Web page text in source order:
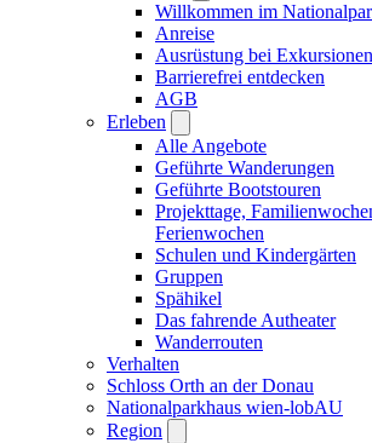
Willkommen im
Anreise
Ausrüstung bei Exkursionen
Barrierefrei entdecken
AGB
Erleben
Alle Angebote
Geführte Wanderungen
Geführte Bootstouren
Projekttage,
Ferienwochen
Schulen und Kindergärten
Gruppen
Spähikel
Das fahrende Autheater
Wanderrouten
Verhalten
Schloss Orth an der Donau
Nationalparkhaus wien-lobAU
Region